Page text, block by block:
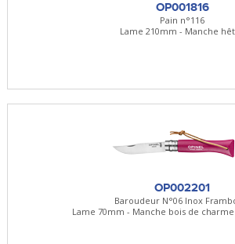
OP001816
Pain n°116
Lame 210mm - Manche
OP002201
Baroudeur N°06 Inox
Lame 70mm - Manche bois de